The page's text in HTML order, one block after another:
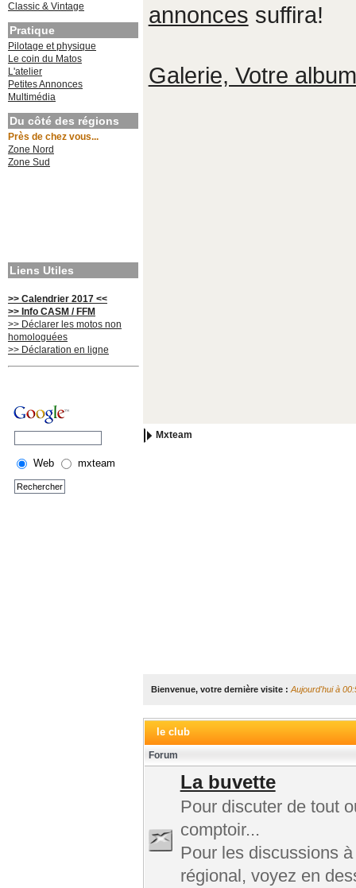
Classic & Vintage
Pratique
Pilotage et physique
Le coin du Matos
L'atelier
Petites Annonces
Multimédia
Du côté des régions
Près de chez vous...
Zone Nord
Zone Sud
Liens Utiles
>> Calendrier 2017 <<
>> Info CASM / FFM
>> Déclarer les motos non
homologuées
>> Déclaration en ligne
Web mxteam
annonces suffira!
Galerie, Votre
Mxteam
Bienvenue, votre dernière visite : Aujourd'hui à
le club
Forum
La buvette
Pour discuter de tout
comptoir...
Pour les discussions
régional, voyez en